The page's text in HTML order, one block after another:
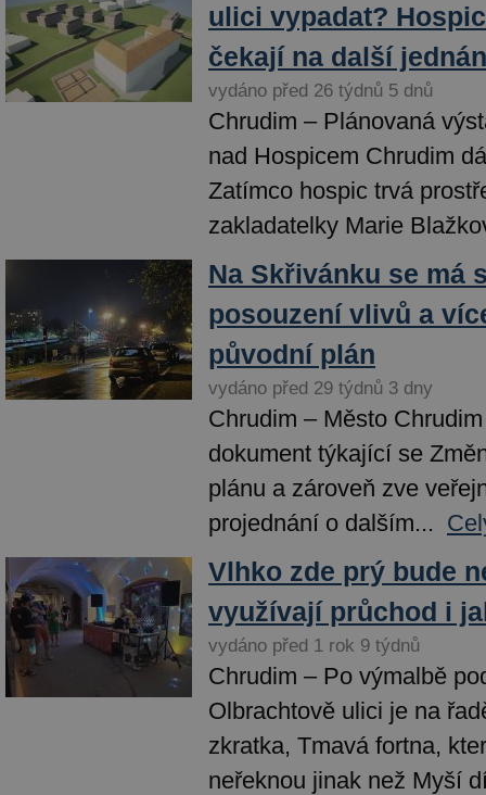
ulici vypadat?
čekají na další
vydáno před 26 týdnů 5 dnů
Chrudim – Plánovaná
nad Hospicem Chrudim
Zatímco hospic trvá
zakladatelky Marie
Na Skřivánku se má
posouzení vlivů a
původní plán
vydáno před 29 týdnů 3 dny
Chrudim – Město
dokument týkající se
plánu a zároveň zve
projednání o dalším...
Vlhko zde prý bude
využívají průchod i
vydáno před 1 rok 9 týdnů
Chrudim – Po výmalbě
Olbrachtově ulici je na
zkratka, Tmavá fortna,
neřeknou jinak než Myší